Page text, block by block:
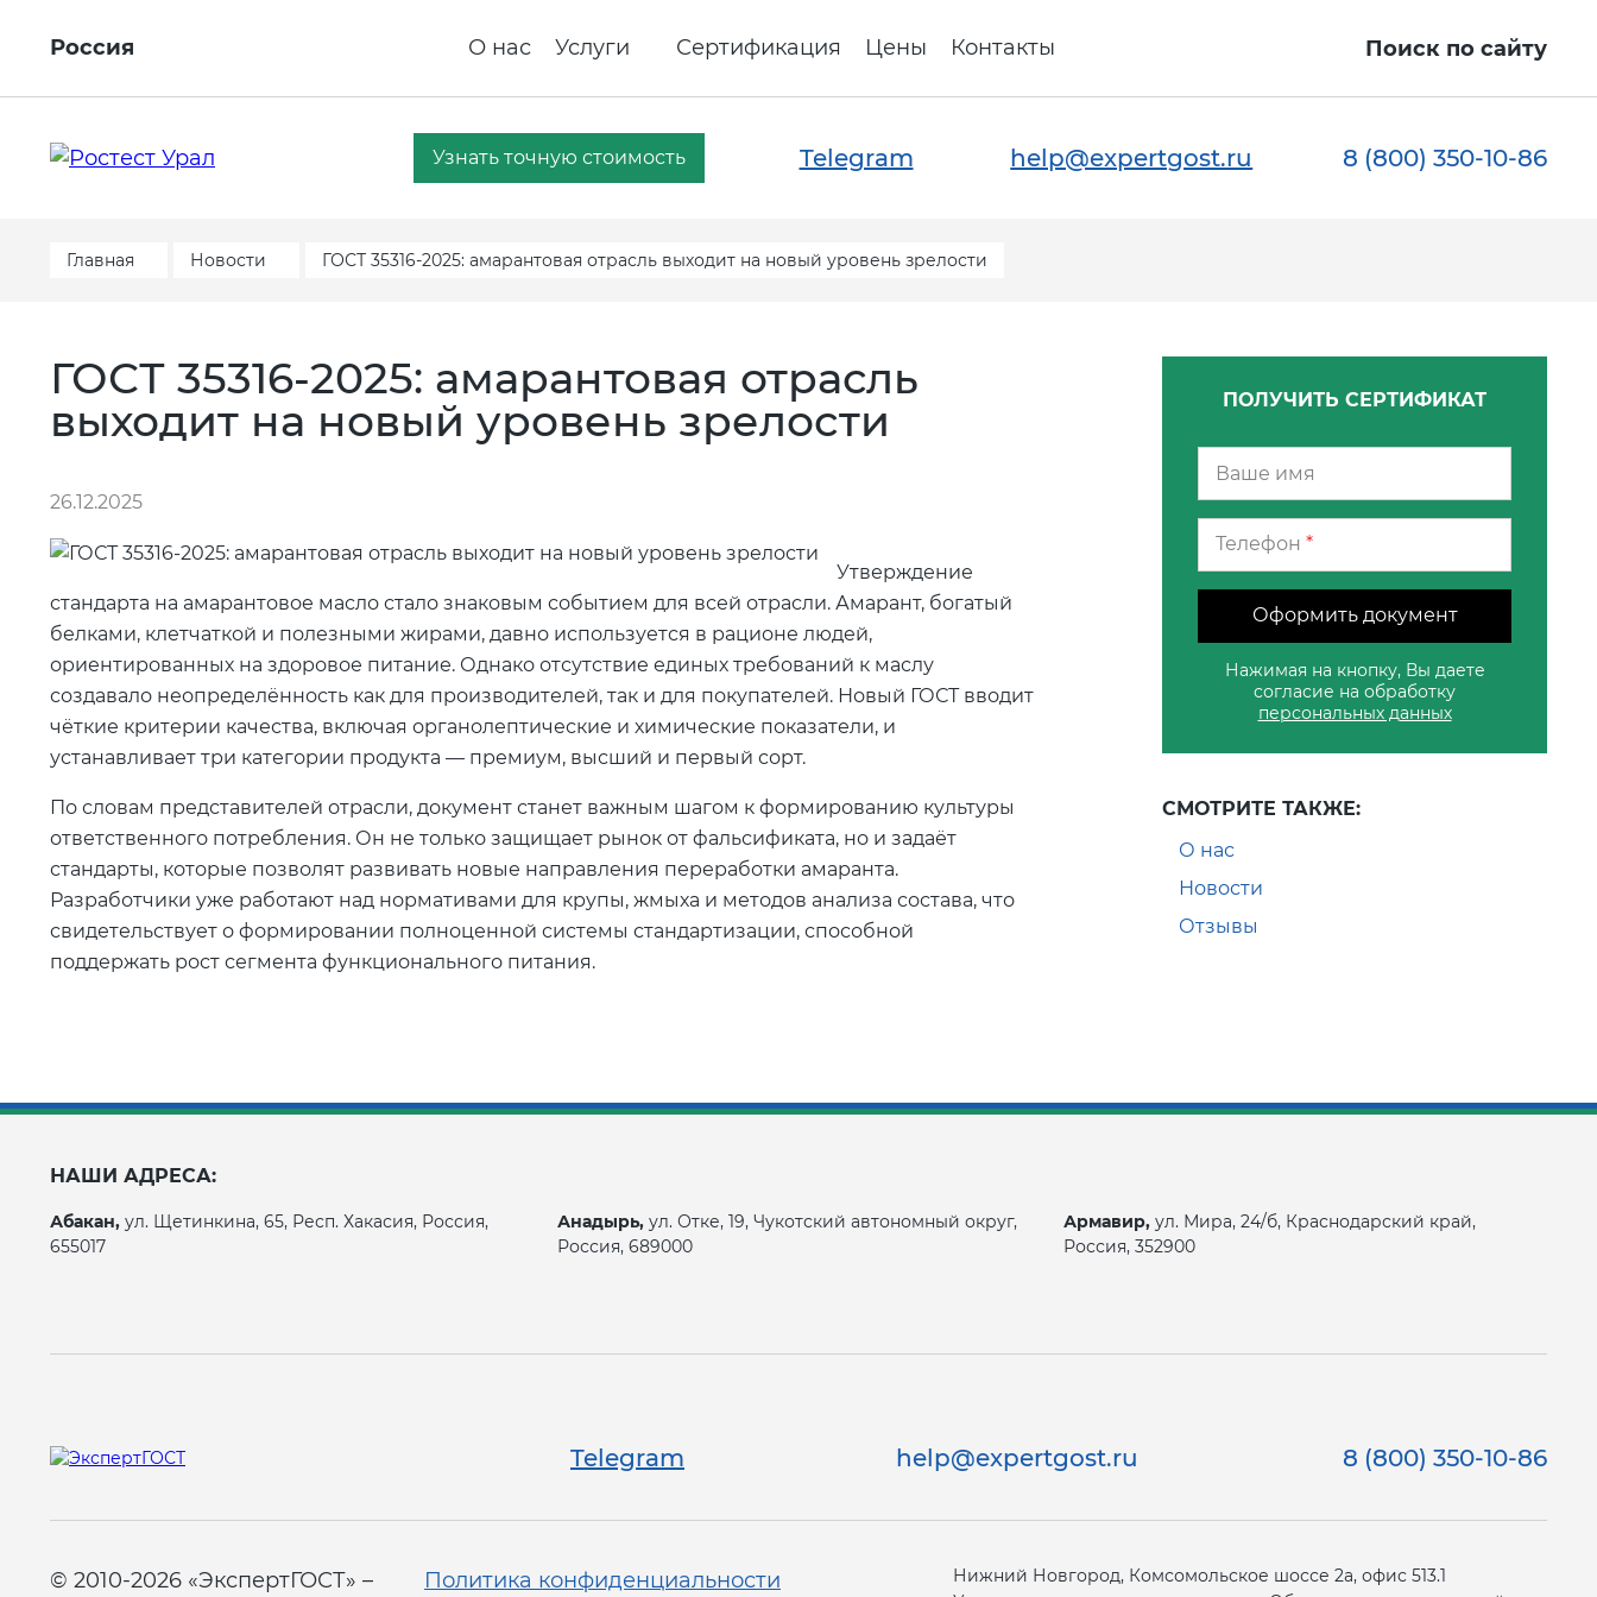
Россия О нас Услуги Сертификация Цены Контакты Поиск по сайту
Узнать точную стоимость Telegram help@expertgost.ru 8 (800) 350-10-86
Главная Новости ГОСТ 35316‑2025: амарантовая отрасль выходит на новый уровень зрелости
ГОСТ 35316‑2025: амарантовая отрасль
выходит на новый уровень зрелости
26.12.2025
Утверждение
стандарта на амарантовое масло стало знаковым событием для всей отрасли. Амарант, богатый
белками, клетчаткой и полезными жирами, давно используется в рационе людей,
ориентированных на здоровое питание. Однако отсутствие единых требований к маслу
создавало неопределённость как для производителей, так и для покупателей. Новый ГОСТ вводит
чёткие критерии качества, включая органолептические и химические показатели, и
устанавливает три категории продукта — премиум, высший и первый сорт.
По словам представителей отрасли, документ станет важным шагом к формированию культуры
ответственного потребления. Он не только защищает рынок от фальсификата, но и задаёт
стандарты, которые позволят развивать новые направления переработки амаранта.
Разработчики уже работают над нормативами для крупы, жмыха и методов анализа состава, что
свидетельствует о формировании полноценной системы стандартизации, способной
поддержать рост сегмента функционального питания.
ПОЛУЧИТЬ СЕРТИФИКАТ
Телефон *
Оформить документ
Нажимая на кнопку, Вы даете
согласие на обработку
персональных данных
СМОТРИТЕ ТАКЖЕ:
О нас
Новости
Отзывы
НАШИ АДРЕСА:
Абакан, ул. Щетинкина, 65, Респ. Хакасия, Россия,
655017
Анадырь, ул. Отке, 19, Чукотский автономный округ,
Россия, 689000
Армавир, ул. Мира, 24/б, Краснодарский край,
Россия, 352900
Telegram help@expertgost.ru 8 (800) 350-10-86
© 2010-2026 «ЭкспертГОСТ» – Политика конфиденциальности
Нижний Новгород, Комсомольское шоссе 2а, офис 513.1